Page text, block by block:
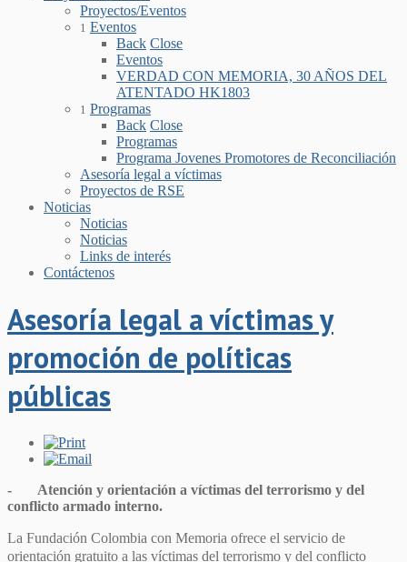
Proyectos/Eventos
1 Eventos
Back Close
Eventos
VERDAD CON MEMORIA, 30 AÑOS DEL
ATENTADO HK1803
1 Programas
Back Close
Programas
Programa Jovenes Promotores de Reconciliación
Asesoría legal a víctimas
Proyectos de RSE
Noticias
Noticias
Noticias
Links de interés
Contáctenos
Asesoría legal a víctimas y
promoción de políticas
públicas
- Atención y orientación a víctimas del terrorismo y del
conflicto armado interno.
La Fundación Colombia con Memoria ofrece el servicio de
orientación gratuito a las víctimas del terrorismo y del conflicto